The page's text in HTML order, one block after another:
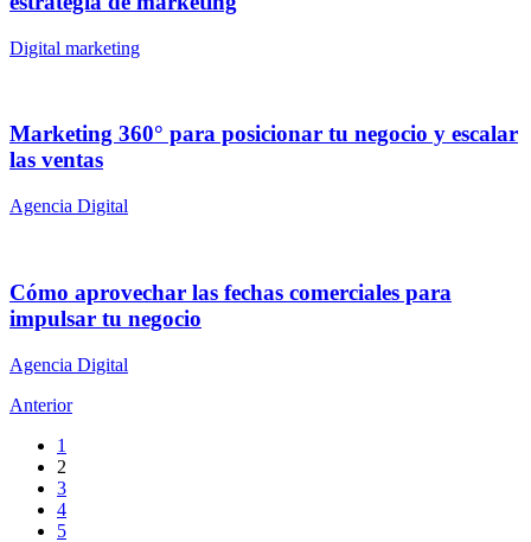
Digital marketing
Marketing 360° para posicionar tu negocio y escalar
las ventas
Agencia Digital
Cómo aprovechar las fechas comerciales para
impulsar tu negocio
Agencia Digital
Anterior
1
2
3
4
5